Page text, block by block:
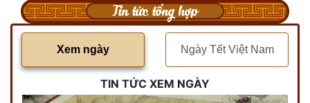
Tin tức tổng hợp
Xem ngày Ngày Tết Việt Nam
TIN TỨC XEM NGÀY